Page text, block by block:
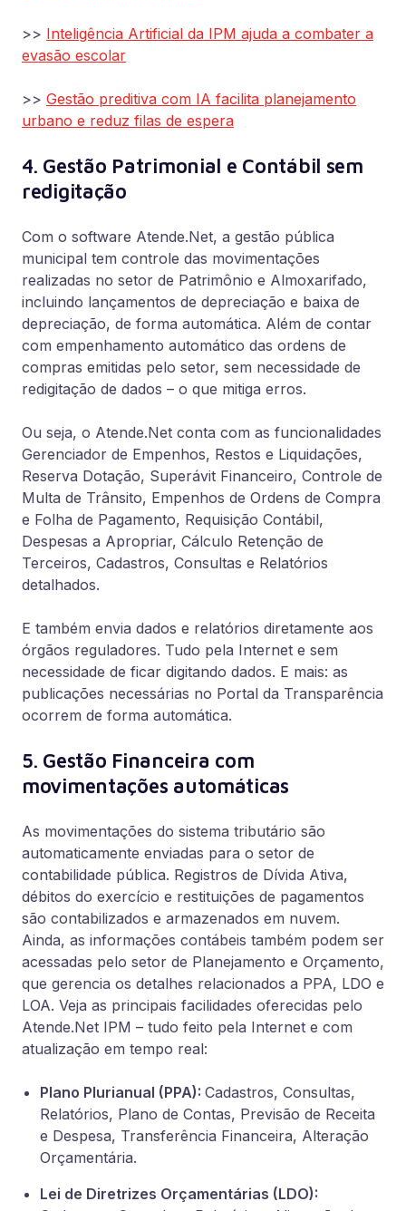
>> Inteligência Artificial da IPM ajuda a combater a
evasão escolar
>> Gestão preditiva com IA facilita planejamento
urbano e reduz filas de espera
4. Gestão Patrimonial e Contábil sem
redigitação
Com o software Atende.Net, a gestão pública
municipal tem controle das movimentações
realizadas no setor de Patrimônio e Almoxarifado,
incluindo lançamentos de depreciação e baixa de
depreciação, de forma automática. Além de contar
com empenhamento automático das ordens de
compras emitidas pelo setor, sem necessidade de
redigitação de dados – o que mitiga erros.
Ou seja, o Atende.Net conta com as funcionalidades
Gerenciador de Empenhos, Restos e Liquidações,
Reserva Dotação, Superávit Financeiro, Controle de
Multa de Trânsito, Empenhos de Ordens de Compra
e Folha de Pagamento, Requisição Contábil,
Despesas a Apropriar, Cálculo Retenção de
Terceiros, Cadastros, Consultas e Relatórios
detalhados.
E também envia dados e relatórios diretamente aos
órgãos reguladores. Tudo pela Internet e sem
necessidade de ficar digitando dados. E mais: as
publicações necessárias no Portal da Transparência
ocorrem de forma automática.
5. Gestão Financeira com
movimentações automáticas
As movimentações do sistema tributário são
automaticamente enviadas para o setor de
contabilidade pública. Registros de Dívida Ativa,
débitos do exercício e restituições de pagamentos
são contabilizados e armazenados em nuvem.
Ainda, as informações contábeis também podem ser
acessadas pelo setor de Planejamento e Orçamento,
que gerencia os detalhes relacionados a PPA, LDO e
LOA. Veja as principais facilidades oferecidas pelo
Atende.Net IPM – tudo feito pela Internet e com
atualização em tempo real:
Plano Plurianual (PPA): Cadastros, Consultas,
Relatórios, Plano de Contas, Previsão de Receita
e Despesa, Transferência Financeira, Alteração
Orçamentária.
Lei de Diretrizes Orçamentárias (LDO):